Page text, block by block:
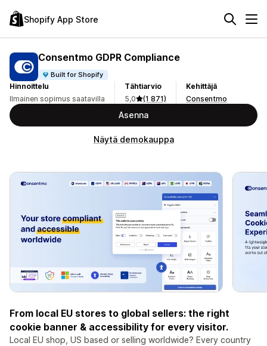
Shopify App Store
Consentmo GDPR Compliance
Built for Shopify
Hinnoittelu
Ilmainen sopimus saatavilla
Tähtiarvio
5,0
(1 871)
Kehittäjä
Consentmo
Asenna
Näytä demokauppa
From local EU stores to global sellers: the right
cookie banner & accessibility for every visitor.
Local EU shop, US based or selling worldwide? Every country